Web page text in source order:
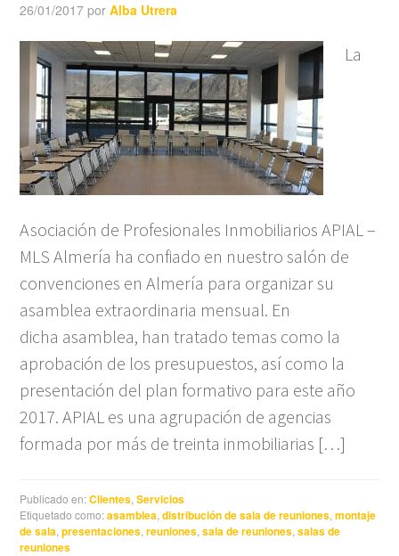
26/01/2017 porAlba Utrera
La
Asociación de Profesionales Inmobiliarios APIAL –
MLS Almería ha confiado en nuestro salón de
convenciones en Almería para organizar su
asamblea extraordinaria mensual. En
dicha asamblea, han tratado temas como la
aprobación de los presupuestos, así como la
presentación del plan formativo para este año
2017. APIAL es una agrupación de agencias
formada por más de treinta inmobiliarias […]
Publicado en:Clientes ,Servicios
Etiquetado como:asamblea ,distribución de sala de reuniones ,montaje
de sala ,presentaciones ,reuniones ,sala de reuniones ,salas de
reuniones